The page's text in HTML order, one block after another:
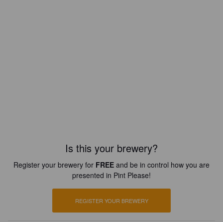
Is this your brewery?
Register your brewery for FREE and be in control how you are
presented in Pint Please!
REGISTER YOUR BREWERY